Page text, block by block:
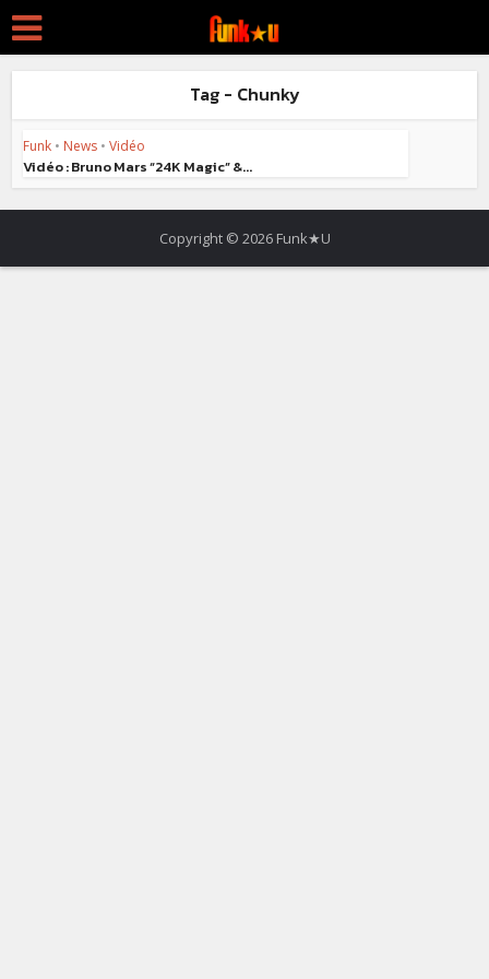
Tag - Chunky
Funk • News • Vidéo
Vidéo : Bruno Mars “24K Magic” &...
Copyright © 2026 Funk★U